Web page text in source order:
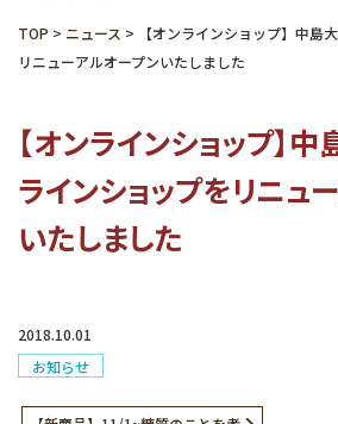
TOP > ニュース >
【オンラインショップ】中島
リニューアルオープンいたしました
【オンラインショップ】
ラインショップをリニュ
いたしました
2018.10.01
お知らせ